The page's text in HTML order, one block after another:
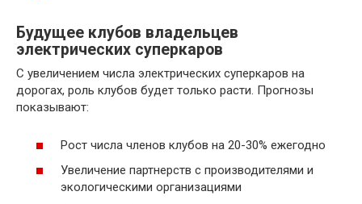
Будущее клубов владельцев
электрических суперкаров
С увеличением числа электрических суперкаров на
дорогах, роль клубов будет только расти. Прогнозы
показывают:
Рост числа членов клубов на 20-30% ежегодно
Увеличение партнерств с производителями и
экологическими организациями